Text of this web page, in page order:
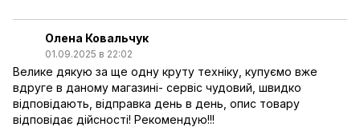
Олена Ковальчук
01.09.2025 в 22:02
Велике дякую за ще одну круту техніку, купуємо вже
вдруге в даному магазині- сервіс чудовий, швидко
відповідають, відправка день в день, опис товару
відповідає дійсності! Рекомендую!!!